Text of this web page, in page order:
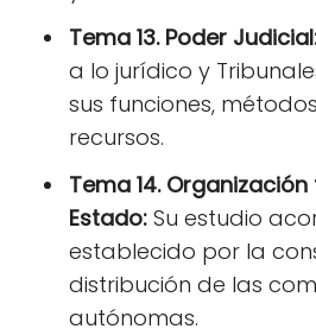
Tema 13. Poder
a lo jurídico y
sus funciones,
recursos.
Tema 14.
Estado: Su estudio
establecido por la
distribución de las
autónomas.